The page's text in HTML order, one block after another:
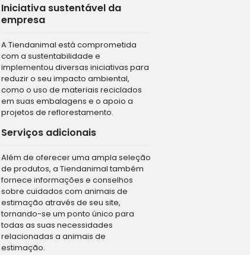
Iniciativa sustentável da
empresa
A Tiendanimal está comprometida
com a sustentabilidade e
implementou diversas iniciativas para
reduzir o seu impacto ambiental,
como o uso de materiais reciclados
em suas embalagens e o apoio a
projetos de reflorestamento.
Serviços adicionais
Além de oferecer uma ampla seleção
de produtos, a Tiendanimal também
fornece informações e conselhos
sobre cuidados com animais de
estimação através de seu site,
tornando-se um ponto único para
todas as suas necessidades
relacionadas a animais de
estimação.